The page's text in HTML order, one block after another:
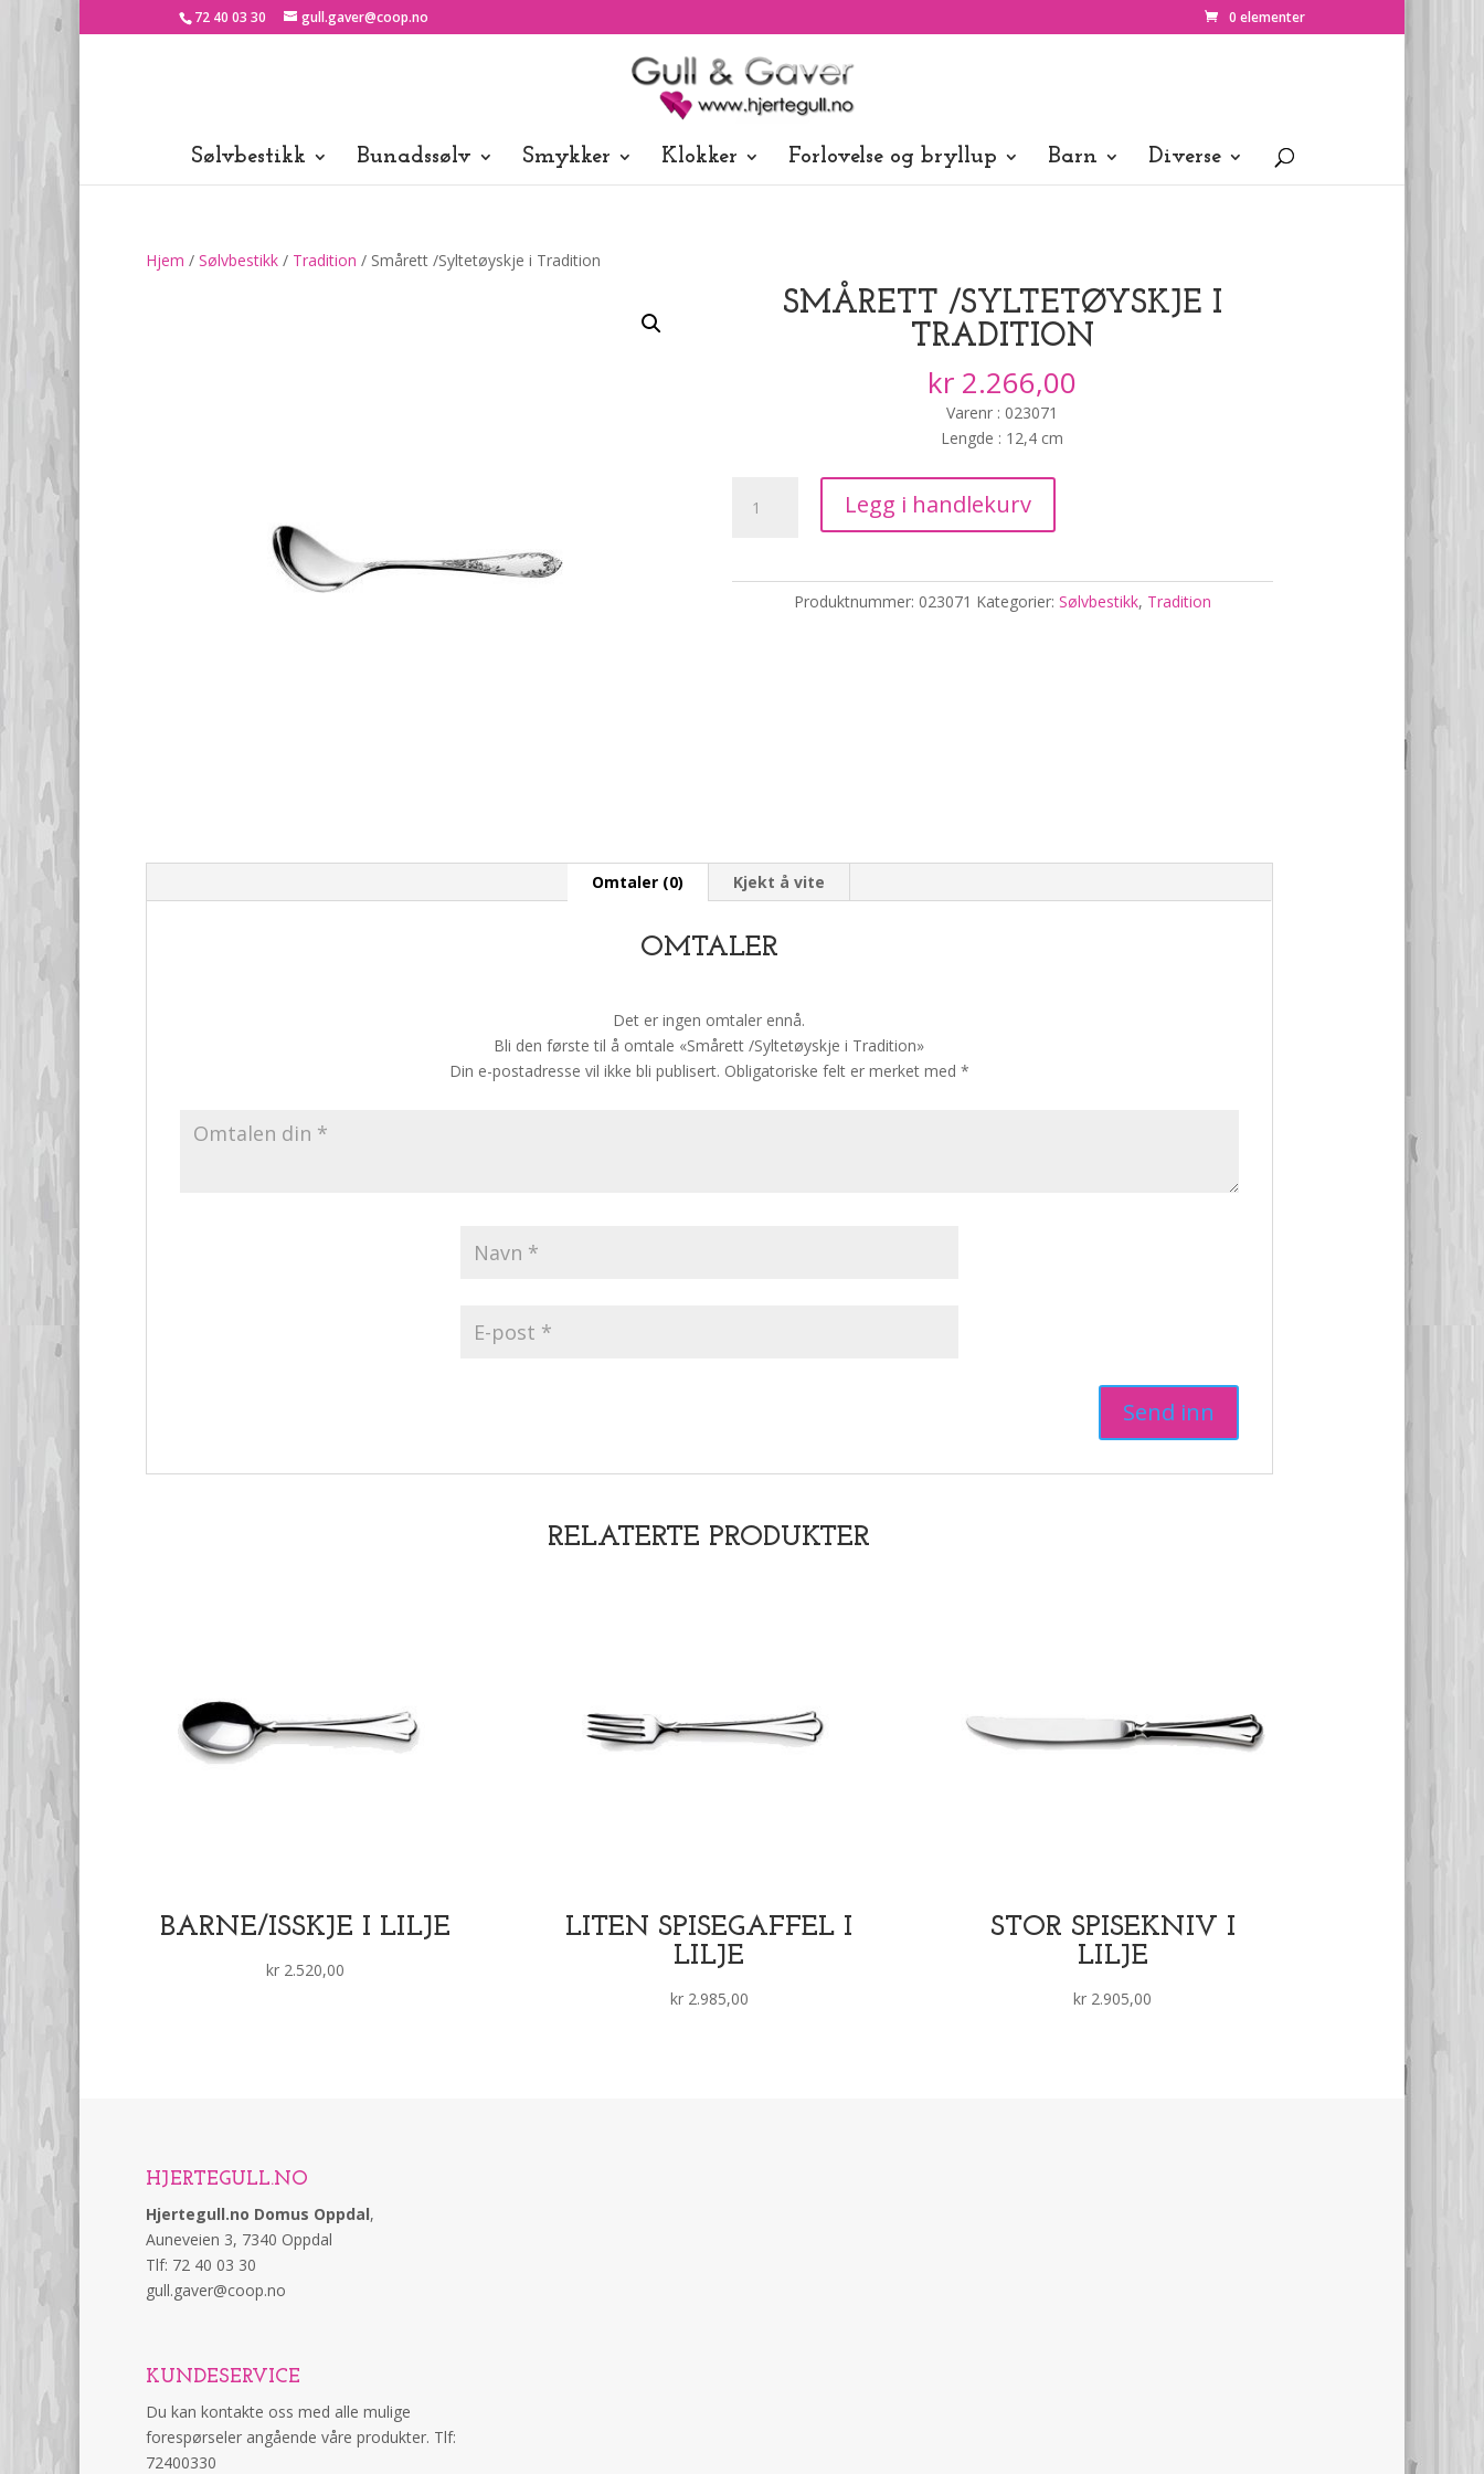
72 40 03 30 gull.gaver@coop.no 0 elementer
Sølvbestikk Bunadssølv Smykker Klokker Forlovelse og bryllup Barn Diverse
Hjem / Sølvbestikk / Tradition / Smårett /Syltetøyskje i Tradition
SMÅRETT /SYLTETØYSKJE I
TRADITION
kr 2.266,00
Varenr : 023071
Lengde : 12,4 cm
/Syltetøyskje
Legg i handlekurv
Produktnummer: 023071 Kategorier: Sølvbestikk, Tradition
Omtaler (0) Kjekt å vite
OMTALER
Det er ingen omtaler ennå.
Bli den første til å omtale «Smårett /Syltetøyskje i Tradition»
Din e-postadresse vil ikke bli publisert. Obligatoriske felt er merket med *
RELATERTE PRODUKTER
BARNE/ISSKJE I LILJE
kr 2.520,00
LITEN SPISEGAFFEL I
LILJE
kr2.985,00
STOR SPISEKNIV I
LILJE
kr 2.905,00
HJERTEGULL.NO
Hjertegull.no Domus Oppdal,
Auneveien 3, 7340 Oppdal
Tlf: 72 40 03 30
gull.gaver@coop.no
KUNDESERVICE
Du kan kontakte oss med alle mulige
forespørseler angående våre produkter. Tlf:
72400330